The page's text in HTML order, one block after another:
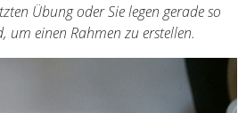
Übung oder Sie legen gerade so
um einen Rahmen zu erstellen.